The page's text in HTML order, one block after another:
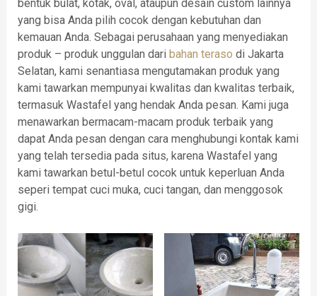
bentuk bulat, kotak, oval, ataupun desain custom lainnya
yang bisa Anda pilih cocok dengan kebutuhan dan
kemauan Anda. Sebagai perusahaan yang menyediakan
produk – produk unggulan dari bahan teraso di Jakarta
Selatan, kami senantiasa mengutamakan produk yang
kami tawarkan mempunyai kwalitas dan kwalitas terbaik,
termasuk Wastafel yang hendak Anda pesan. Kami juga
menawarkan bermacam-macam produk terbaik yang
dapat Anda pesan dengan cara menghubungi kontak kami
yang telah tersedia pada situs, karena Wastafel yang
kami tawarkan betul-betul cocok untuk keperluan Anda
seperi tempat cuci muka, cuci tangan, dan menggosok
gigi.